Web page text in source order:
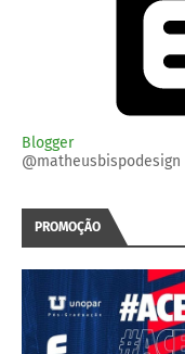
Blogger
@matheusbispodesign
PROMOÇÃO